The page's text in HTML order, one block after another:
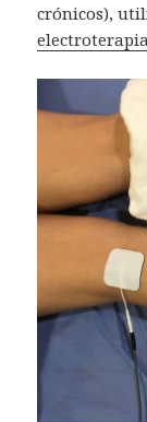
crónicos),
electroterapia